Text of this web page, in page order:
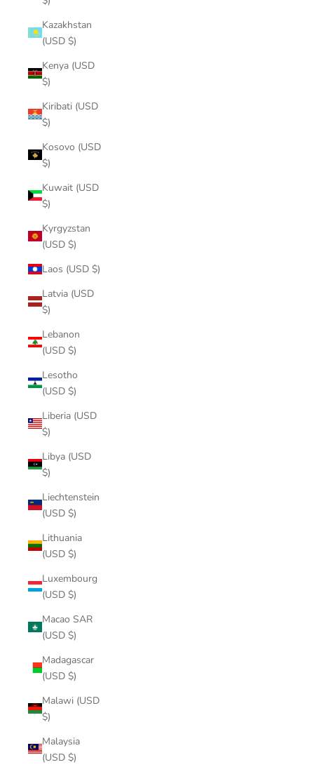
Kazakhstan
(USD $)
Kenya (USD
$)
Kiribati (USD
$)
Kosovo (USD
$)
Kuwait (USD
$)
Kyrgyzstan
(USD $)
Laos (USD $)
Latvia (USD
$)
Lebanon
(USD $)
Lesotho
(USD $)
Liberia (USD
$)
Libya (USD
$)
Liechtenstein
(USD $)
Lithuania
(USD $)
Luxembourg
(USD $)
Macao SAR
(USD $)
Madagascar
(USD $)
Malawi (USD
$)
Malaysia
(USD $)